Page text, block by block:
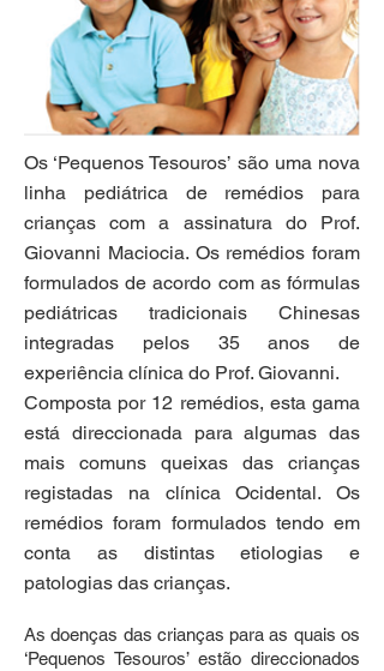
Os ‘Pequenos Tesouros’ são uma nova
linha pediátrica de remédios para
crianças com a assinatura do Prof.
Giovanni Maciocia. Os remédios foram
formulados de acordo com as fórmulas
pediátricas tradicionais Chinesas
integradas pelos 35 anos de
experiência clínica do Prof. Giovanni.
Composta por 12 remédios, esta gama
está direccionada para algumas das
mais comuns queixas das crianças
registadas na clínica Ocidental. Os
remédios foram formulados tendo em
conta as distintas etiologias e
patologias das crianças.
As doenças das crianças para as quais os
‘Pequenos Tesouros’ estão direccionados